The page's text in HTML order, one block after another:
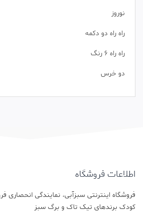
نوروز
راه راه دو دکمه
راه راه 6 رنگ
دو خرس
اطلاعات فروشگاه
فروشگاه اینترنتی سبزآبی، نمایندگی انحصاری
کودک برندهای تیک تاک و برگ سبز